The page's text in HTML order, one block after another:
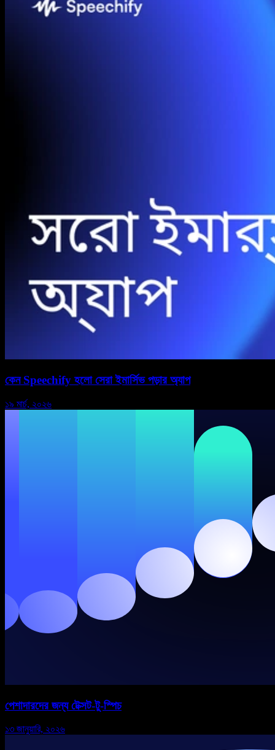
কেন Speechify হলো সেরা ইমার্সিভ পড়ার অ্যাপ
১৯ মার্চ, ২০২৬
পেশাদারদের জন্য টেক্সট-টু-স্পিচ
১৩ জানুয়ারি, ২০২৬